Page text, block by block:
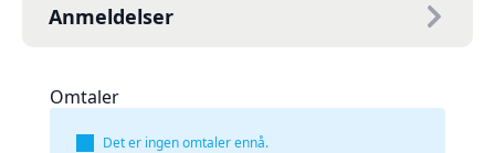
Anmeldelser
Omtaler
Det er ingen omtaler ennå.